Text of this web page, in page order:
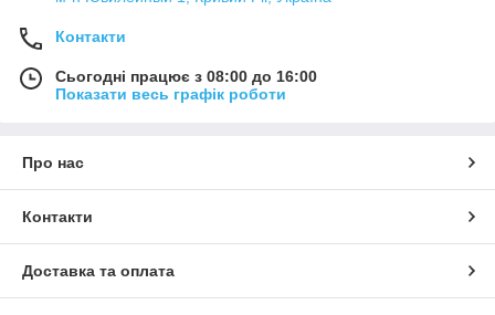
Контакти
Сьогодні працює з 08:00 до 16:00
Показати весь графік роботи
Про нас
Контакти
Доставка та оплата